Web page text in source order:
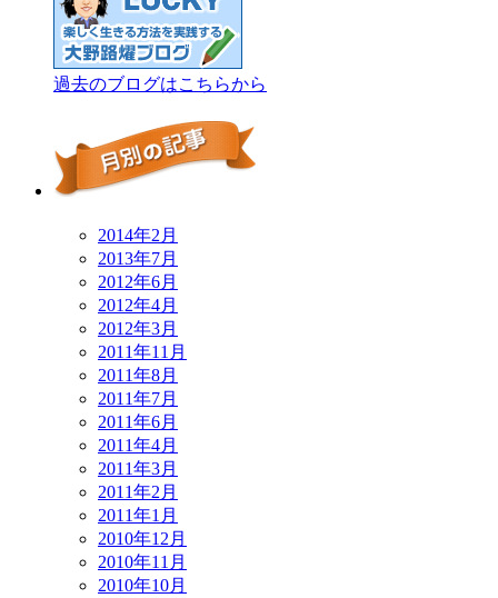
過去のブログはこちらから
2014年2月
2013年7月
2012年6月
2012年4月
2012年3月
2011年11月
2011年8月
2011年7月
2011年6月
2011年4月
2011年3月
2011年2月
2011年1月
2010年12月
2010年11月
2010年10月